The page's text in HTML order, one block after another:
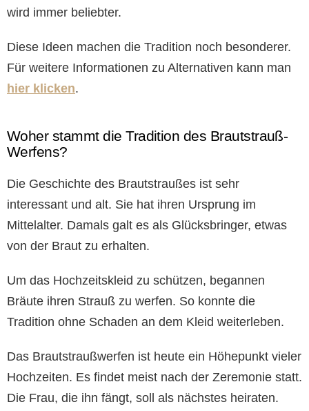
wird immer beliebter.
Diese Ideen machen die Tradition noch besonderer.
Für weitere Informationen zu Alternativen kann man
hier klicken.
Woher stammt die Tradition des Brautstrauß-
Werfens?
Die Geschichte des Brautstraußes ist sehr
interessant und alt. Sie hat ihren Ursprung im
Mittelalter. Damals galt es als Glücksbringer, etwas
von der Braut zu erhalten.
Um das Hochzeitskleid zu schützen, begannen
Bräute ihren Strauß zu werfen. So konnte die
Tradition ohne Schaden an dem Kleid weiterleben.
Das Brautstraußwerfen ist heute ein Höhepunkt vieler
Hochzeiten. Es findet meist nach der Zeremonie statt.
Die Frau, die ihn fängt, soll als nächstes heiraten.